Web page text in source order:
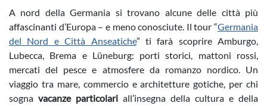
A nord della Germania si trovano alcune delle città più
affascinanti d’Europa – e meno conosciute. Il tour “Germania
del Nord e Città Anseatiche” ti farà scoprire Amburgo,
Lubecca, Brema e Lüneburg: porti storici, mattoni rossi,
mercati del pesce e atmosfere da romanzo nordico. Un
viaggio tra mare, commercio e architetture gotiche, per chi
sogna vacanze particolari all’insegna della cultura e della